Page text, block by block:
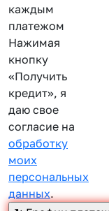
каждым
платежом
Нажимая
кнопку
«Получить
кредит», я
даю свое
согласие на
обработку
моих
персональных
данных.